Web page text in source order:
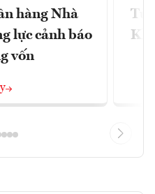
hàng Nhà
lực cảnh báo
vốn
Từ